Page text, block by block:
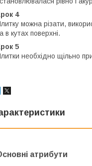
4
можна різати,
в кутах поверхні.
5
необхідно щільно
атрибути